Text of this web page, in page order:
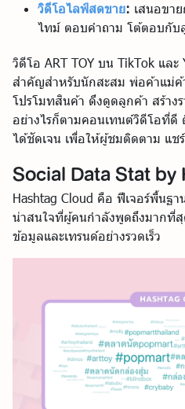
วิดีโอไลฟ์สดขาย: เสนอขา
ไทม์ ตอบคำถาม โต้ตอบกับ
วิดีโอ ART TOY บน TikTok แล
สำคัญสำหรับนักสะสม พ่อค้าแม่ค้
โปรโมทสินค้า ดึงดูดลูกค้า สร้าง
อย่างไรก็ตามคอนเทนต์วิดีโอที่ดี
ได้ชัดเจน เพื่อให้ผู้ชมติดตาม แช
Social Data Stat
Hashtag Cloud คือ ฟีเจอร์พื้น
น่าสนใจที่ผู้คนกำลังพูดถึงมากที่สุ
ข้อมูลและเทรนด์อย่างรวดเร็ว